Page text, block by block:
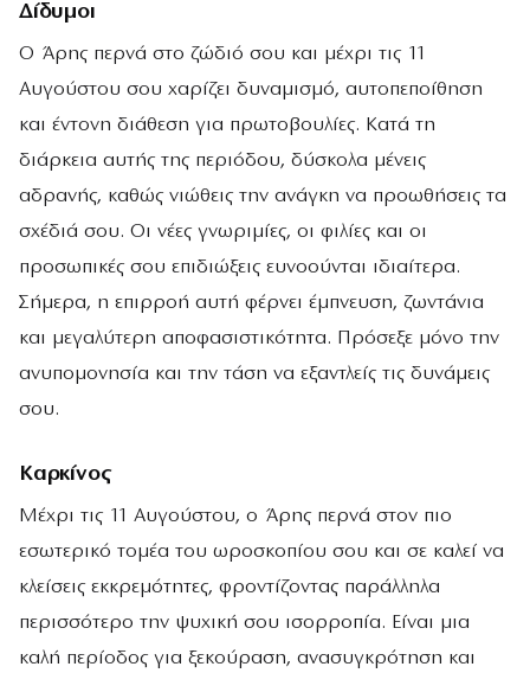
Δίδυμοι
Ο Άρης περνά στο ζώδιό σου και μέχρι τις 11
Αυγούστου σου χαρίζει δυναμισμό, αυτοπεποίθηση
και έντονη διάθεση για πρωτοβουλίες. Κατά τη
διάρκεια αυτής της περιόδου, δύσκολα μένεις
αδρανής, καθώς νιώθεις την ανάγκη να προωθήσεις τα
σχέδιά σου. Οι νέες γνωριμίες, οι φιλίες και οι
προσωπικές σου επιδιώξεις ευνοούνται ιδιαίτερα.
Σήμερα, η επιρροή αυτή φέρνει έμπνευση, ζωντάνια
και μεγαλύτερη αποφασιστικότητα. Πρόσεξε μόνο την
ανυπομονησία και την τάση να εξαντλείς τις δυνάμεις
σου.
Καρκίνος
Μέχρι τις 11 Αυγούστου, ο Άρης περνά στον πιο
εσωτερικό τομέα του ωροσκοπίου σου και σε καλεί να
κλείσεις εκκρεμότητες, φροντίζοντας παράλληλα
περισσότερο την ψυχική σου ισορροπία. Είναι μια
καλή περίοδος για ξεκούραση, ανασυγκρότηση και